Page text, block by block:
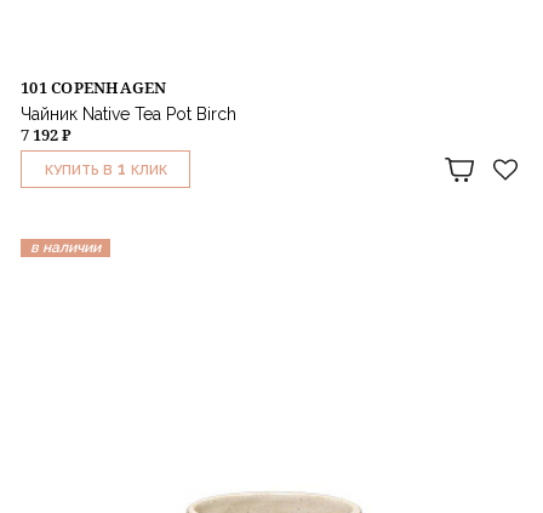
101 COPENHAGEN
Чайник Native Tea Pot Birch
7 192 ₽
КУПИТЬ В 1 КЛИК
в наличии